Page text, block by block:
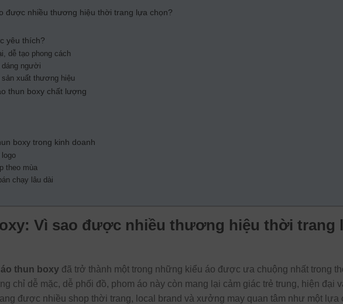
được nhiều thương hiệu thời trang lựa chọn?
yêu thích?
dễ tạo phong cách
người
xuất thương hiệu
thun boxy chất lượng
boxy trong kinh doanh
logo
theo mùa
chạy lâu dài
Vì sao được nhiều thương hiệu thời trang
áo thun boxy đã trở thành một trong những kiểu áo được ưa chuộng nhất trong
chỉ dễ mặc, dễ phối đồ, phom áo này còn mang lại cảm giác trẻ trung, hiện đại
được nhiều shop thời trang, local brand và xưởng may quan tâm như một lựa